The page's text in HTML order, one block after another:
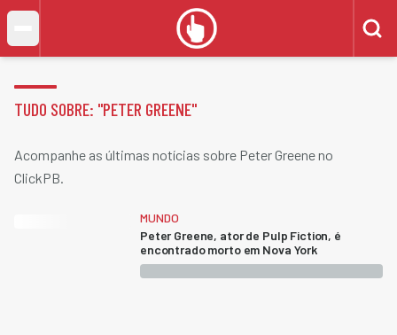
TUDO SOBRE: "PETER GREENE"
Acompanhe as últimas notícias sobre Peter Greene no
ClickPB.
MUNDO
Peter Greene, ator de Pulp Fiction, é
encontrado morto em Nova York